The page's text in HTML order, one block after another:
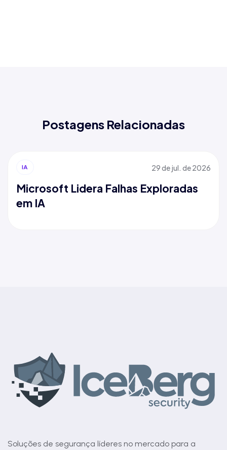
Postagens Relacionadas
IA 29 de jul. de 2026
Microsoft Lidera Falhas Exploradas
em IA
Soluções de segurança líderes no mercado para a